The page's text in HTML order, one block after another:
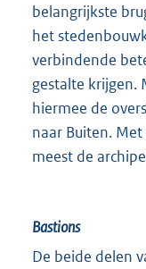
belangrijkste
het
verbindende
gestalte krijgen.
hiermee de
naar Buiten.
meest de
Bastions
De beide delen